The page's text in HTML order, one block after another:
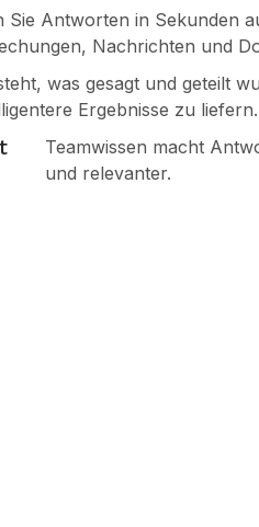
Sie Antworten in Sekunden
Nachrichten und
was gesagt und geteilt
Ergebnisse zu liefern.
Teamwissen macht
und relevanter.